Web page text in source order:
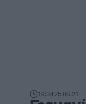
16:3425.06.21